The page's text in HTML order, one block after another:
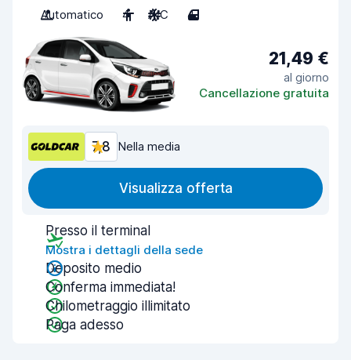
Automatico
4 A/C 4
21,49 €
al giorno
Cancellazione gratuita
7,8 Nella media
Visualizza offerta
Presso il terminal
Mostra i dettagli della sede
Deposito medio
Conferma immediata!
Chilometraggio illimitato
Paga adesso